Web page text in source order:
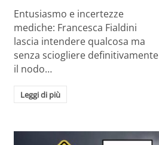
Entusiasmo e incertezze
mediche: Francesca Fialdini
lascia intendere qualcosa ma
senza sciogliere definitivamente
il nodo…
Leggi di più